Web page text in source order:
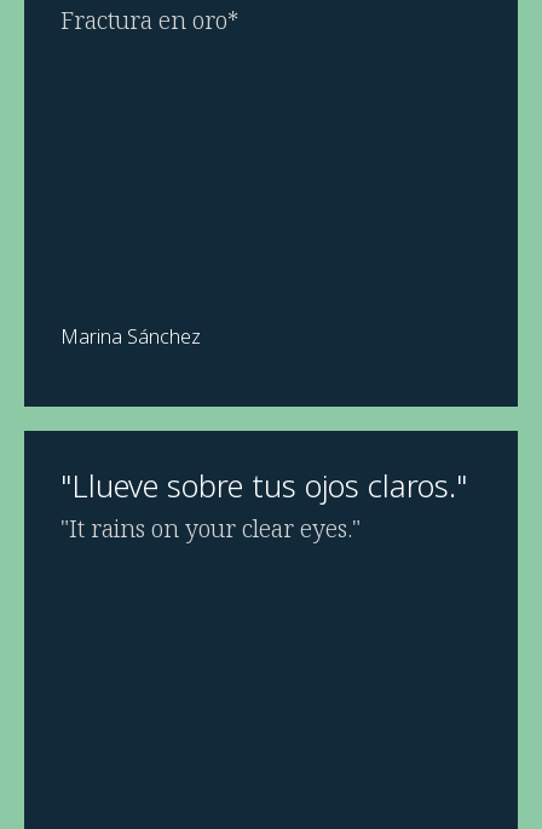
Fractura en oro*
Marina Sánchez
"Llueve sobre tus ojos claros."
"It rains on your clear eyes."